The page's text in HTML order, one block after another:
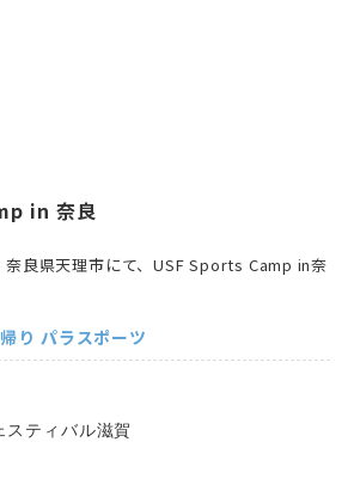
in 奈良
奈良県天理市にて、USF Sports Camp in奈
り パラスポーツ